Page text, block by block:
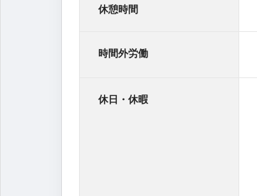
休憩時間
時間外労働
休日・休暇